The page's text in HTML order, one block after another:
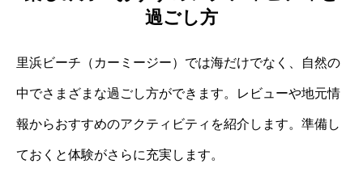
過ごし方
里浜ビーチ（カーミージー）では海だけでなく、自然の
中でさまざまな過ごし方ができます。レビューや地元情
報からおすすめのアクティビティを紹介します。準備し
ておくと体験がさらに充実します。